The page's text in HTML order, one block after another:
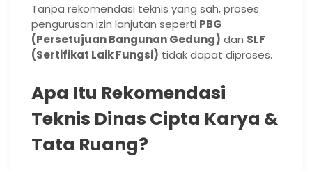
Tanpa rekomendasi teknis yang sah, proses
pengurusan izin lanjutan seperti PBG
(Persetujuan Bangunan Gedung) dan SLF
(Sertifikat Laik Fungsi) tidak dapat diproses.
Apa Itu Rekomendasi
Teknis Dinas Cipta Karya &
Tata Ruang?